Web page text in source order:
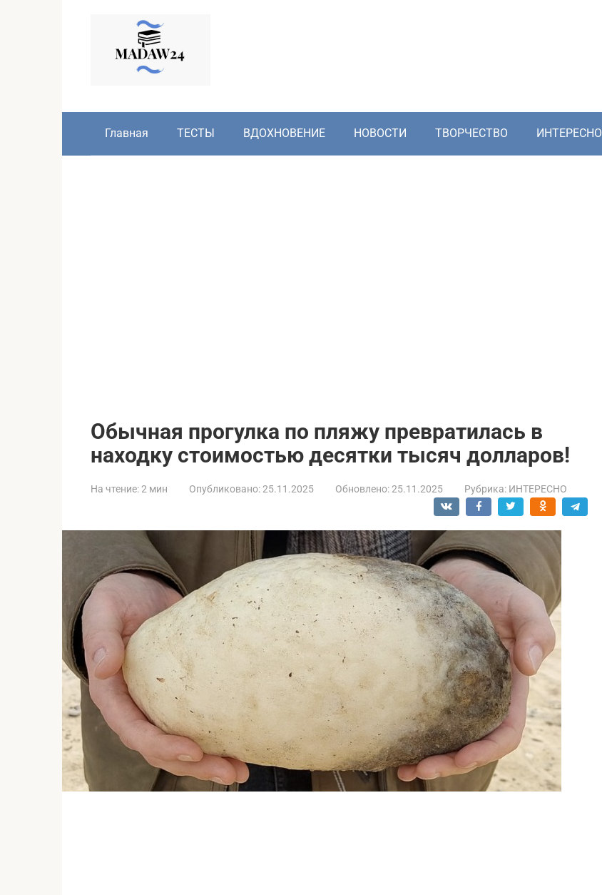
Главная ТЕСТЫ ВДОХНОВЕНИЕ НОВОСТИ ТВОРЧЕСТВО ИНТЕРЕСНО
Обычная прогулка по пляжу превратилась в
находку стоимостью десятки тысяч долларов!
На чтение:2 мин Опубликовано:25.11.2025 Обновлено:25.11.2025 Рубрика: ИНТЕРЕСНО